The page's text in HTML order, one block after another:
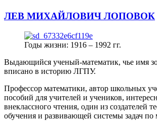
ЛЕВ МИХАЙЛОВИЧ ЛОПОВОК
Годы жизни: 1916 – 1992 гг.
Выдающийся ученый-математик, чье имя
вписано в историю ЛГПУ.
Профессор математики, автор школьных
пособий для учителей и учеников,
внеклассного чтения, один из создателей
обучения и развивающей системы задач по